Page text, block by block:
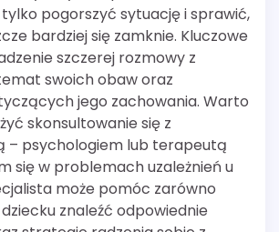
pogorszyć sytuację i sprawić,
bardziej się zamknie. Kluczowe
szczerej rozmowy z
swoich obaw oraz
jego zachowania. Warto
skonsultowanie się z
– psychologiem lub terapeutą
się w problemach uzależnień u
może pomóc zarówno
znaleźć odpowiednie